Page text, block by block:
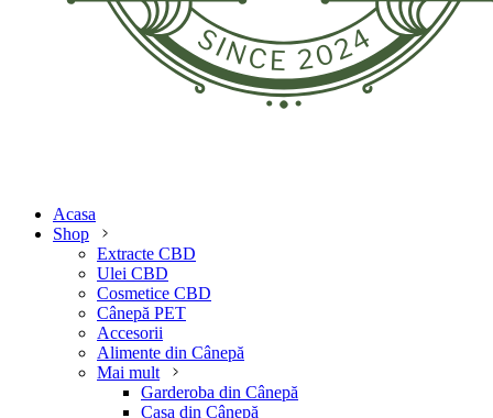
Acasa
Shop
Extracte CBD
Ulei CBD
Cosmetice CBD
Cânepă PET
Accesorii
Alimente din Cânepă
Mai mult
Garderoba din Cânepă
Casa din Cânepă